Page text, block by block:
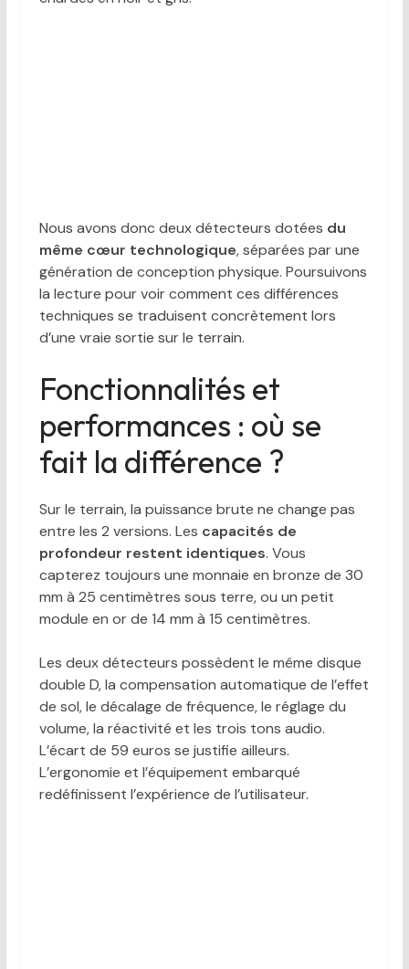
Nous avons donc deux détecteurs dotées du
même cœur technologique, séparées par une
génération de conception physique. Poursuivons
la lecture pour voir comment ces différences
techniques se traduisent concrètement lors
d’une vraie sortie sur le terrain.
Fonctionnalités et
performances : où se
fait la différence ?
Sur le terrain, la puissance brute ne change pas
entre les 2 versions. Les capacités de
profondeur restent identiques. Vous
capterez toujours une monnaie en bronze de 30
mm à 25 centimètres sous terre, ou un petit
module en or de 14 mm à 15 centimètres.
Les deux détecteurs possèdent le même disque
double D, la compensation automatique de l’effet
de sol, le décalage de fréquence, le réglage du
volume, la réactivité et les trois tons audio.
L’écart de 59 euros se justifie ailleurs.
L’ergonomie et l’équipement embarqué
redéfinissent l’expérience de l’utilisateur.